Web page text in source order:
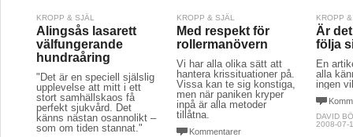
KROPP & SJÄL
Alingsås lasarett
välfungerande
hundraåring
"Det är en speciell själslig
upplevelse att mitt i ett
stort samhällskaos få
perfekt sjukvård. Det
känns nästan osannolikt –
som om tiden stannat."
KROPP & SJÄL
Med respekt för
rollermanövern
Vi har alla olika sätt att
hantera krissituationer på.
Vissa kan te sig konstiga,
men när paniken kryper
inpå är alla metoder
tillåtna.
Kommentarer
KROPP
Är
följa
En
alla
ingen
DAVID
2008-07-